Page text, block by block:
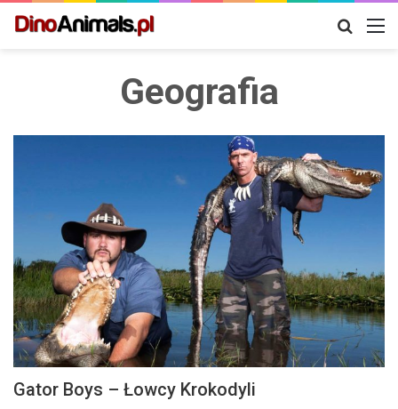
Szukaj
Geografia
Gator Boys – Łowcy Krokodyli